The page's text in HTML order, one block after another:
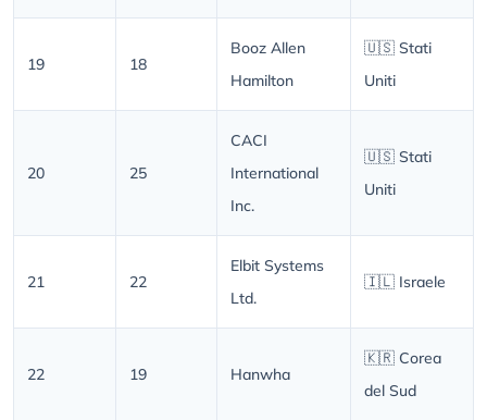
19 18
Booz Allen
Hamilton
🇺🇸 Stati
Uniti
20 25
CACI
International
Inc.
🇺🇸 Stati
Uniti
21 22
Elbit Systems
Ltd.
🇮🇱 Israele
22 19 Hanwha
🇰🇷 Corea
del Sud